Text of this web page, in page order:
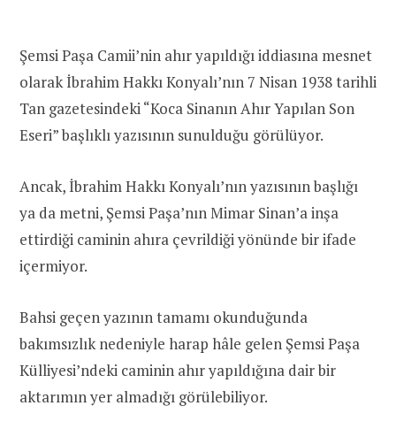
Şemsi Paşa Camii’nin ahır yapıldığı iddiasına mesnet
olarak İbrahim Hakkı Konyalı’nın 7 Nisan 1938 tarihli
Tan gazetesindeki “Koca Sinanın Ahır Yapılan Son
Eseri” başlıklı yazısının sunulduğu görülüyor.
Ancak, İbrahim Hakkı Konyalı’nın yazısının başlığı
ya da metni, Şemsi Paşa’nın Mimar Sinan’a inşa
ettirdiği caminin ahıra çevrildiği yönünde bir ifade
içermiyor.
Bahsi geçen yazının tamamı okunduğunda
bakımsızlık nedeniyle harap hâle gelen Şemsi Paşa
Külliyesi’ndeki caminin ahır yapıldığına dair bir
aktarımın yer almadığı görülebiliyor.